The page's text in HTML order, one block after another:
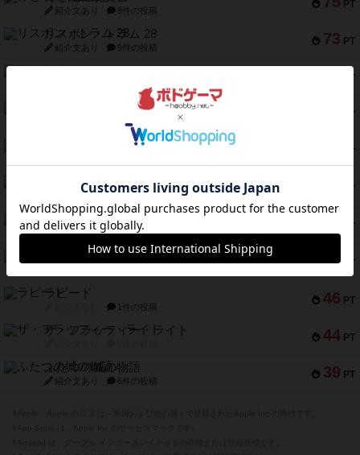
PT
紹介文あり 8件の投稿
73 PT
リスボン・トラム 28
紹介文あり 9件の投稿
PT
PT
1件の投稿
PT
スペクタキュラー
PT
スモールワールド
紹介文あり 13件の投稿
PT
ギャンブラー
紹介文なし 2件の投稿
52 PT
Bitter End ブタペスト救出作戦
46 PT
ラピード
1件の投稿
44 PT
ザ・フラッフィー・ライト
39 PT
ふたつの城の物語
紹介文あり 6件の投稿